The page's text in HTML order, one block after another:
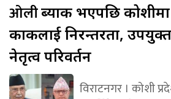
ओलीब्याक भएपछि
कार्कीलाई निरन्तरता,
नेतृत्व परिवर्तन
विराटनगर । कोशी